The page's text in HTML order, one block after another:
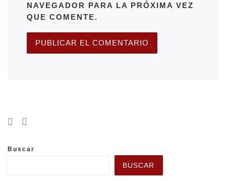
NAVEGADOR PARA LA PRÓXIMA VEZ
QUE COMENTE.
Buscar
BUSCAR